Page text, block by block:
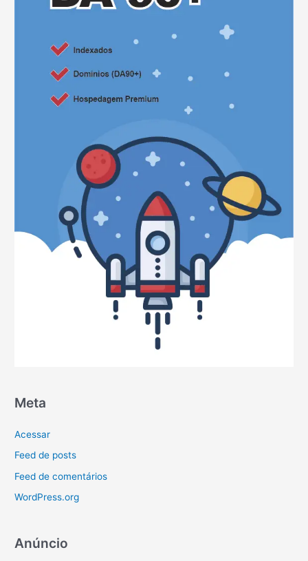
Meta
Acessar
Feed de posts
Feed de comentários
WordPress.org
Anúncio